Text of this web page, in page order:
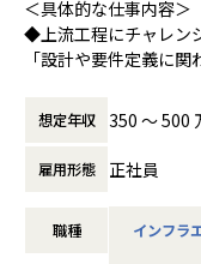
＜具体的な仕事内容＞
◆上流工程にチャレン
「設計や要件定義に
そんな方には700社以
ご紹介しています。
たとえば、ヨガ配信
設計など、上流フェー
ひとりで悩まず、安心
想定年収 350 〜 500
雇用形態 正社員
職種 インフラ